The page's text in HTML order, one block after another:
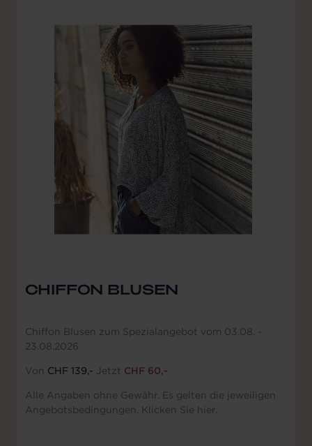
CHIFFON BLUSEN
Chiffon Blusen zum Spezialangebot vom 03.08. -
23.08.2026
Von CHF 139,- Jetzt CHF 60,-
Alle Angaben ohne Gewähr. Es gelten die jeweiligen
Angebotsbedingungen. Klicken Sie hier.